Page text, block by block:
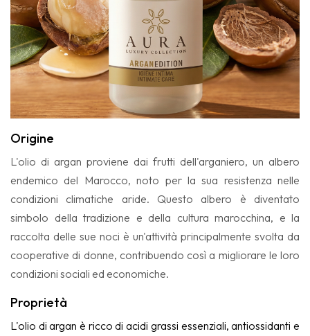
Origine
L'olio di argan proviene dai frutti dell'arganiero, un albero
endemico del Marocco, noto per la sua resistenza nelle
condizioni climatiche aride. Questo albero è diventato
simbolo della tradizione e della cultura marocchina, e la
raccolta delle sue noci è un'attività principalmente svolta da
cooperative di donne, contribuendo così a migliorare le loro
condizioni sociali ed economiche.​
Proprietà
L'olio di argan è ricco di acidi grassi essenziali, antiossidanti e